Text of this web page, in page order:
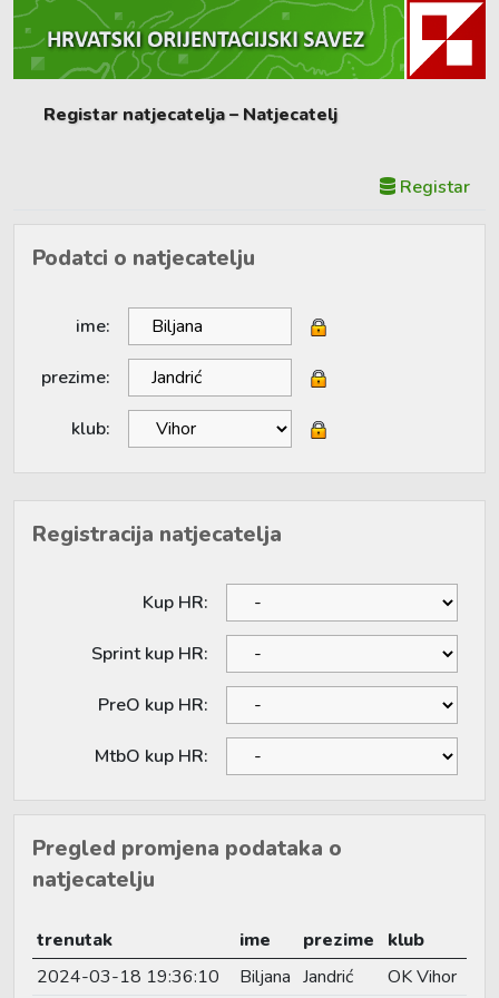
Registar natjecatelja – Natjecatelj
Registar
Podatci o natjecatelju
ime:
prezime:
klub:
Registracija natjecatelja
Kup HR:
Sprint kup HR:
PreO kup HR:
MtbO kup HR:
Pregled promjena podataka o
natjecatelju
trenutak ime prezime
klub
2024-03-18 19:36:10
Biljana Jandrić OK Vihor